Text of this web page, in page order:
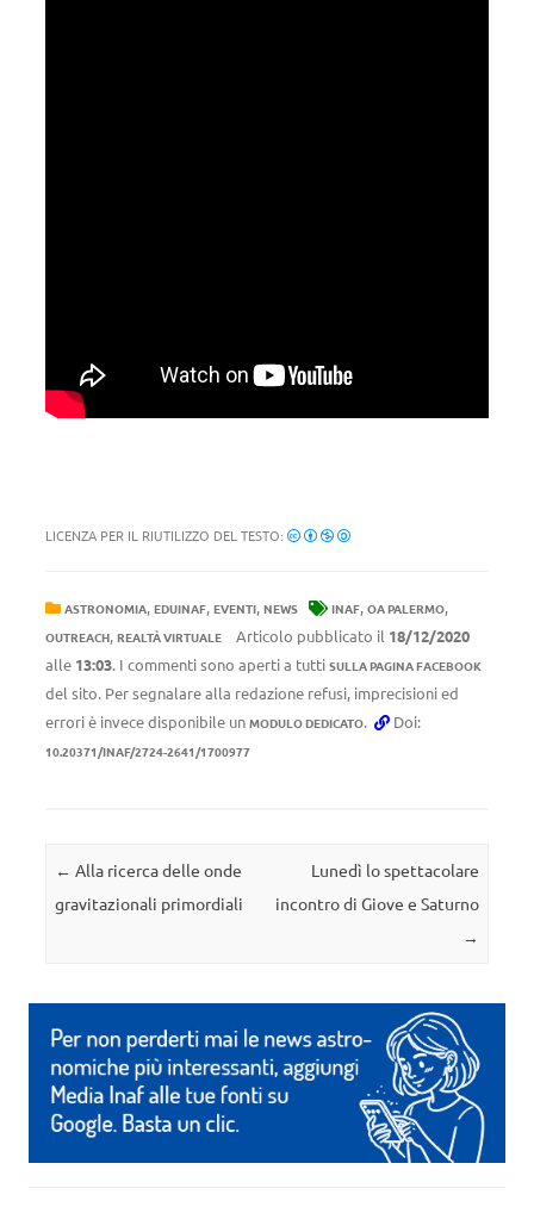
LICENZA PER IL RIUTILIZZO DEL TESTO:
ASTRONOMIA, EDUINAF, EVENTI, NEWS INAF, OA PALERMO,
OUTREACH, REALTÀ VIRTUALE Articolo pubblicato il 18/12/2020
alle 13:03. I commenti sono aperti a tutti SULLA PAGINA FACEBOOK
del sito. Per segnalare alla redazione refusi, imprecisioni ed
errori è invece disponibile un MODULO DEDICATO. Doi:
10.20371/INAF/2724-2641/1700977
Navigazione articolo
← Alla ricerca delle onde
gravitazionali primordiali
Lunedì lo spettacolare
incontro di Giove e Saturno
→